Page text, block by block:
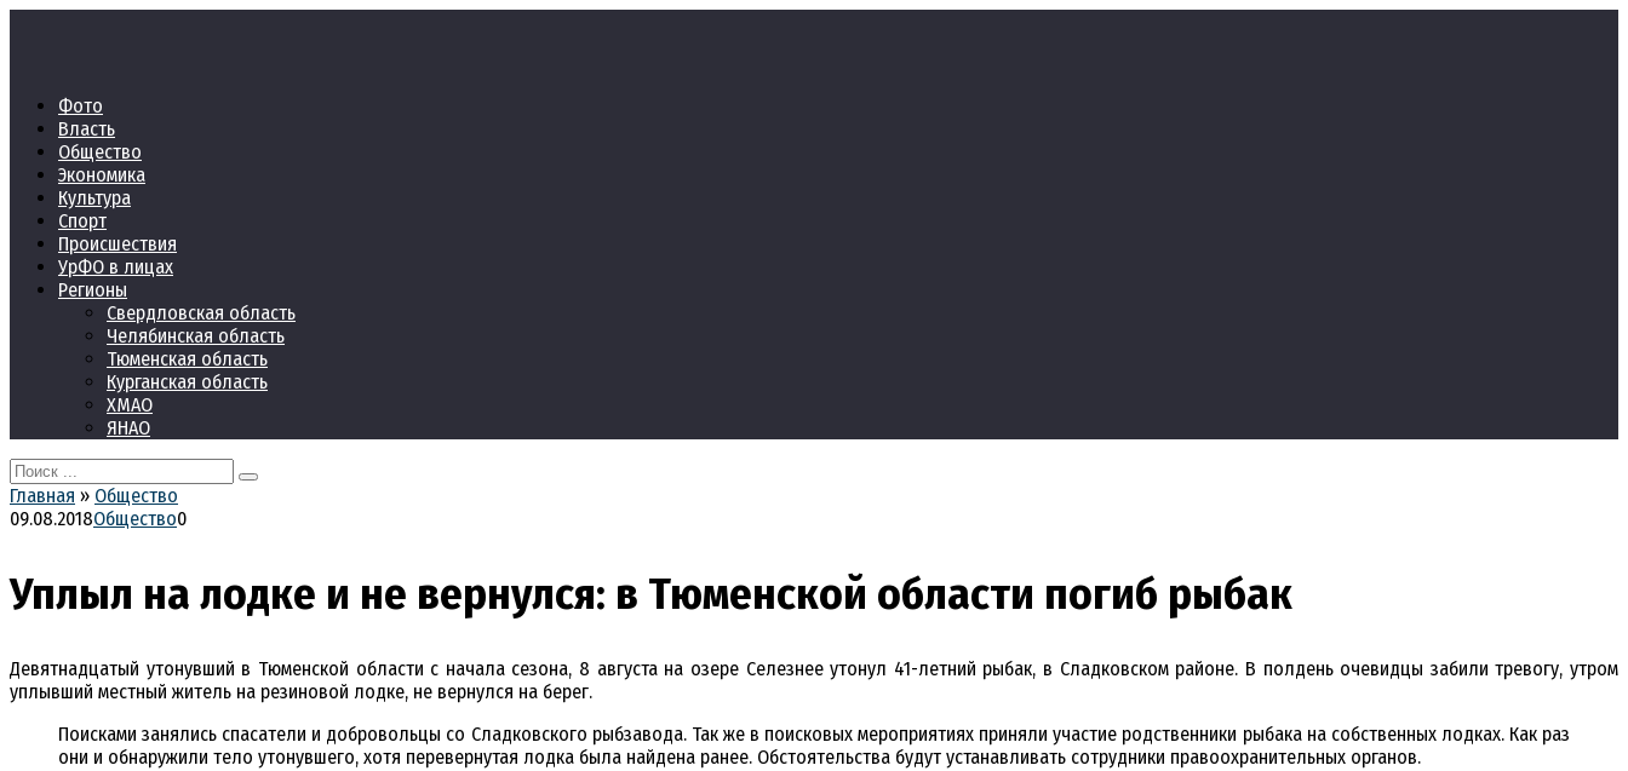
Фото
Власть
Общество
Экономика
Культура
Спорт
Происшествия
УрФО в лицах
Регионы
Свердловская область
Челябинская область
Тюменская область
Курганская область
ХМАО
ЯНАО
Search
for:
Главная » Общество
09.08.2018Общество0
Уплыл на лодке и не вернулся: в Тюменской области погиб рыбак
Девятнадцатый утонувший в Тюменской области с начала сезона, 8 августа на озере Селезнее утонул 41-летний рыбак, в Сладковском районе. В полдень очевидцы забили тревогу, утром
уплывший местный житель на резиновой лодке, не вернулся на берег.
Поисками занялись спасатели и добровольцы со Сладковского рыбзавода. Так же в поисковых мероприятиях приняли участие родственники рыбака на собственных лодках. Как раз
они и обнаружили тело утонувшего, хотя перевернутая лодка была найдена ранее. Обстоятельства будут устанавливать сотрудники правоохранительных органов.